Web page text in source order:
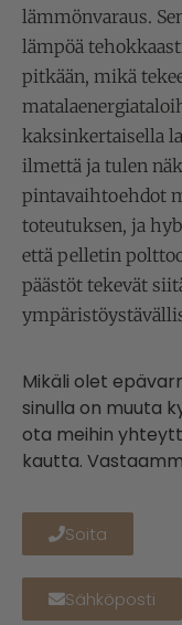
lämmönvaraus.
lämpöä
pitkään, mikä
kaksinkertaisella
ilmettä ja tulen
pintavaihtoehdot
toteutuksen, ja
että pelletin
päästöt tekevät
Mikäli olet
sinulla on muuta
ota meihin
kautta.
Soita
Sähköposti